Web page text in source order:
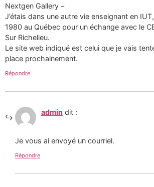
Nextgen Gallery –
J’étais dans une autre vie enseignant en
1980 au Québec pour un échange avec le
Sur Richelieu.
Le site web indiqué est celui que je vais
place prochainement.
Répondre
admin dit :
Je vous ai envoyé un courriel.
Répondre